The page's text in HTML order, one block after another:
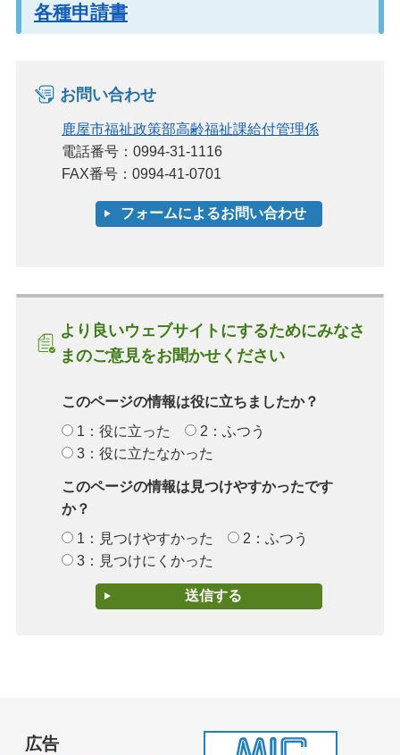
各種申請書
お問い合わせ
鹿屋市福祉政策部高齢福祉課給付管理係
電話番号：0994-31-1116
FAX番号：0994-41-0701
より良いウェブサイトにするためにみなさ
まのご意見をお聞かせください
このページの情報は役に立ちましたか？
1：役に立った
2：ふつう
3：役に立たなかった
このページの情報は見つけやすかったです
か？
1：見つけやすかった
2：ふつう
3：見つけにくかった
広告